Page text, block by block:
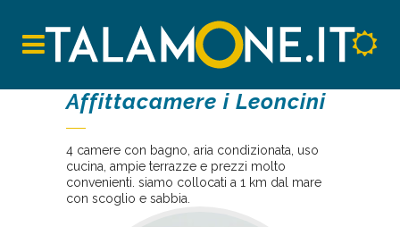
Affittacamere i Leoncini
4 camere con bagno, aria condizionata, uso
cucina, ampie terrazze e prezzi molto
convenienti. siamo collocati a 1 km dal mare
con scoglio e sabbia.